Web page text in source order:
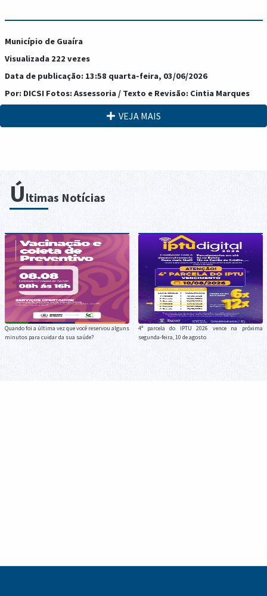
Município de Guaíra
Visualizada 222 vezes
Data de publicação: 13:58 quarta-feira, 03/06/2026
Por: DICSI Fotos: Assessoria / Texto e Revisão: Cintia Marques
VEJA MAIS
Últimas Notícias
Quando foi a última vez que você reservou alguns
minutos para cuidar da sua saúde?
4ª parcela do IPTU 2026 vence na próxima
segunda-feira, 10 de agosto